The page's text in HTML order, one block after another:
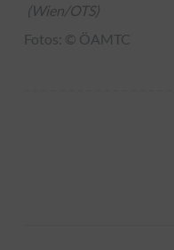
(Wien/OTS)
Fotos: © ÖAMTC